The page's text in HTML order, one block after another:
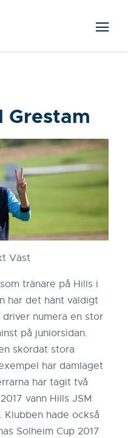
Grestam
Väst
tränare på Hills i
har det hänt väldigt
numera en stor
på juniorsidan.
skördat stora
har damlaget
har tagit två
vann Hills JSM
hade också
Solheim Cup 2017